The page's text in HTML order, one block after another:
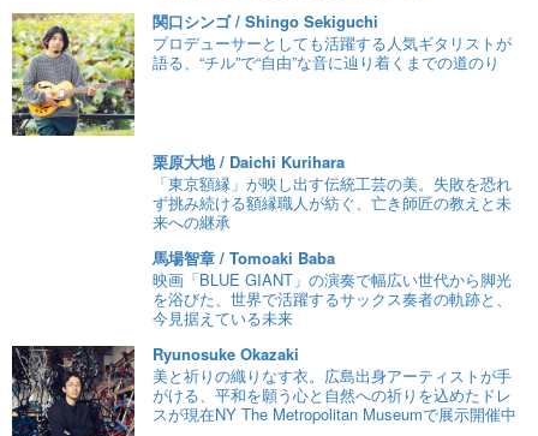
関口シンゴ / Shingo Sekiguchi
プロデューサーとしても活躍する人気ギタリストが
語る、“チル”で“自由”な音に辿り着くまでの道のり
栗原大地 / Daichi Kurihara
「東京額縁」が映し出す伝統工芸の美。失敗を恐れ
ず挑み続ける額縁職人が紡ぐ、亡き師匠の教えと未
来への継承
馬場智章 / Tomoaki Baba
映画「BLUE GIANT」の演奏で幅広い世代から脚光
を浴びた、世界で活躍するサックス奏者の軌跡と、
今見据えている未来
Ryunosuke Okazaki
美と祈りの織りなす衣。広島出身アーティストが手
がける、平和を願う心と自然への祈りを込めたドレ
スが現在NY The Metropolitan Museumで展示開催中